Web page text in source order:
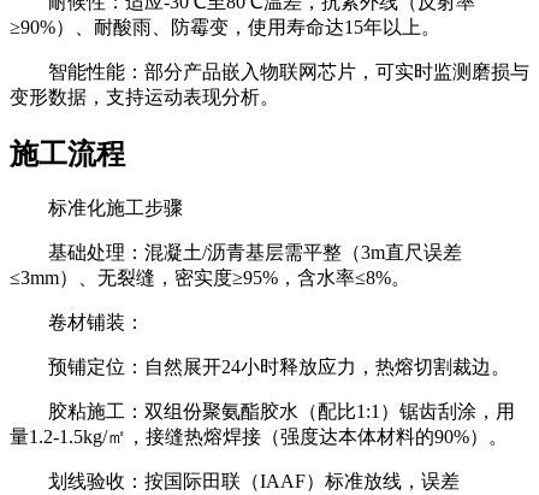
≥90%）、耐酸雨、防霉变，使用寿命达15年以上。
智能性能：部分产品嵌入物联网芯片，可实时监测磨损与
变形数据，支持运动表现分析。
施工流程
标准化施工步骤
基础处理：混凝土/沥青基层需平整（3m直尺误差
≤3mm）、无裂缝，密实度≥95%，含水率≤8%。
卷材铺装：
预铺定位：自然展开24小时释放应力，热熔切割裁边。
胶粘施工：双组份聚氨酯胶水（配比1:1）锯齿刮涂，用
量1.2-1.5kg/㎡，接缝热熔焊接（强度达本体材料的90%）。
划线验收：按国际田联（IAAF）标准放线，误差